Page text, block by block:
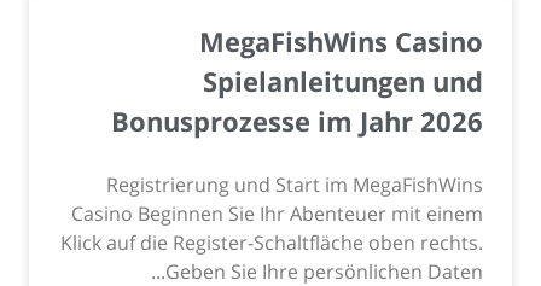
MegaFishWins Casino
Spielanleitungen und
Bonusprozesse im Jahr 2026
Registrierung und Start im MegaFishWins
Casino Beginnen Sie Ihr Abenteuer mit einem
Klick auf die Register-Schaltfläche oben rechts.
Geben Sie Ihre persönlichen Daten...